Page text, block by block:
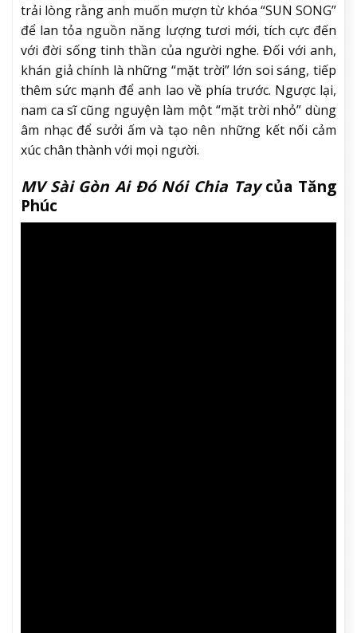
trải lòng rằng anh muốn mượn từ khóa “SUN SONG”
để lan tỏa nguồn năng lượng tươi mới, tích cực đến
với đời sống tinh thần của người nghe. Đối với anh,
khán giả chính là những “mặt trời” lớn soi sáng, tiếp
thêm sức mạnh để anh lao về phía trước. Ngược lại,
nam ca sĩ cũng nguyện làm một “mặt trời nhỏ” dùng
âm nhạc để sưởi ấm và tạo nên những kết nối cảm
xúc chân thành với mọi người.
MV Sài Gòn Ai Đó Nói Chia Taycủa Tăng
Phúc